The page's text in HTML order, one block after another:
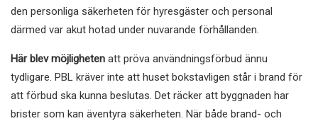
den personliga säkerheten för hyresgäster och personal
därmed var akut hotad under nuvarande förhållanden.
Här blev möjligheten att pröva användningsförbud ännu
tydligare. PBL kräver inte att huset bokstavligen står i brand för
att förbud ska kunna beslutas. Det räcker att byggnaden har
brister som kan äventyra säkerheten. När både brand- och